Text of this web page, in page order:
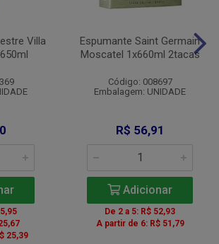
Villa
25,39
Espumante Saint Germain
Moscatel 1x660ml 2tacas
Código: 008697
Embalagem: UNIDADE
R$ 56,91
Adicionar
De 2 a 5: R$ 52,93
A partir de 6: R$ 51,79